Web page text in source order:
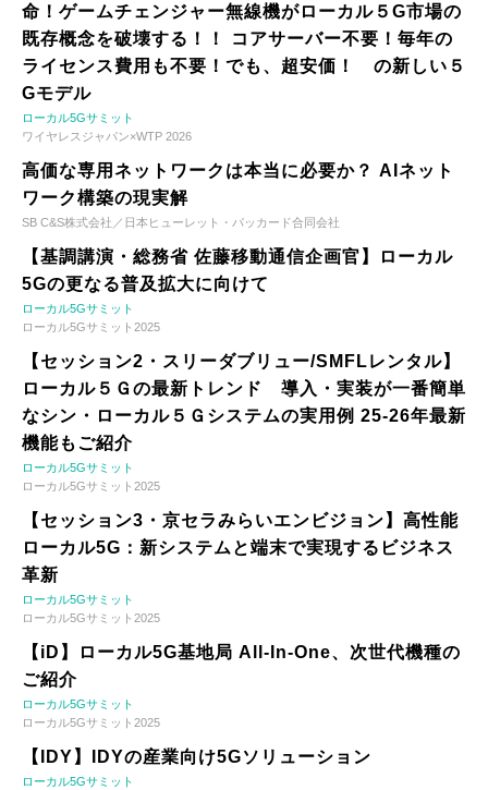
命！ゲームチェンジャー無線機がローカル５G市場の
既存概念を破壊する！！ コアサーバー不要！毎年の
ライセンス費用も不要！でも、超安価！ の新しい５
Gモデル
ローカル5Gサミット
ワイヤレスジャパン×WTP 2026
高価な専用ネットワークは本当に必要か？ AIネット
ワーク構築の現実解
SB C&S株式会社／日本ヒューレット・パッカード合同会社
【基調講演・総務省 佐藤移動通信企画官】ローカル
5Gの更なる普及拡大に向けて
ローカル5Gサミット
ローカル5Gサミット2025
【セッション2・スリーダブリュー/SMFLレンタル】
ローカル５Ｇの最新トレンド 導入・実装が一番簡単
なシン・ローカル５Ｇシステムの実用例 25-26年最新
機能もご紹介
ローカル5Gサミット
ローカル5Gサミット2025
【セッション3・京セラみらいエンビジョン】高性能
ローカル5G：新システムと端末で実現するビジネス
革新
ローカル5Gサミット
ローカル5Gサミット2025
【iD】ローカル5G基地局 All-In-One、次世代機種の
ご紹介
ローカル5Gサミット
ローカル5Gサミット2025
【IDY】IDYの産業向け5Gソリューション
ローカル5Gサミット